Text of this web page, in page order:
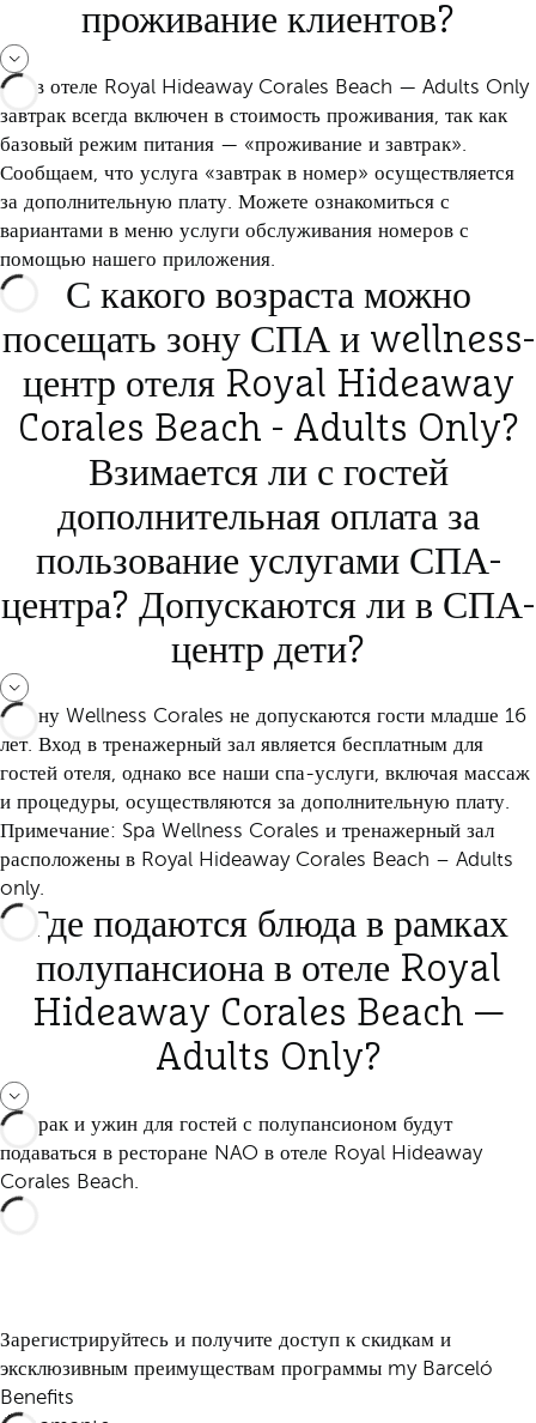
проживание клиентов?
Да, в отеле Royal Hideaway Corales Beach — Adults Only
завтрак всегда включен в стоимость проживания, так как
базовый режим питания — «проживание и завтрак».
Сообщаем, что услуга «завтрак в номер» осуществляется
за дополнительную плату. Можете ознакомиться с
вариантами в меню услуги обслуживания номеров с
помощью нашего приложения.
С какого возраста можно
посещать зону СПА и wellness-
центр отеля Royal Hideaway
Corales Beach - Adults Only?
Взимается ли с гостей
дополнительная оплата за
пользование услугами СПА-
центра? Допускаются ли в СПА-
центр дети?
В зону Wellness Corales не допускаются гости младше 16
лет. Вход в тренажерный зал является бесплатным для
гостей отеля, однако все наши спа-услуги, включая массаж
и процедуры, осуществляются за дополнительную плату.
Примечание: Spa Wellness Corales и тренажерный зал
расположены в Royal Hideaway Corales Beach – Adults
only.
Где подаются блюда в рамках
полупансиона в отеле Royal
Hideaway Corales Beach —
Adults Only?
Завтрак и ужин для гостей с полупансионом будут
подаваться в ресторане NAO в отеле Royal Hideaway
Corales Beach.
Зарегистрируйтесь и получите доступ к скидкам и
эксклюзивным преимуществам программы my Barceló
Benefits